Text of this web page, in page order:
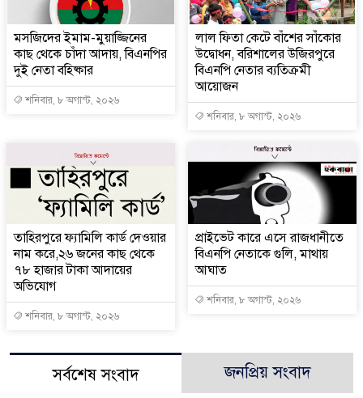
মসজিদের ইমাম-মুয়াজ্জিনের
কাছ থেকে চাঁদা আদায়, বিএনপির
দুই নেতা বহিষ্কার
শনিবার, ৮ অগাস্ট, ২০২৬
‎লাল ফিতা কেটে বাঁশের সাঁকোর
উদ্বোধন, বরিশালের উজিরপুরে
বিএনপি নেতার ব্যতিক্রমী
আয়োজন
শনিবার, ৮ অগাস্ট, ২০২৬
তাহিরপুরে ফ্যামিলি কার্ড দেওয়ার
নাম করে,২৬ জনের কাছ থেকে
৭৮ হাজার টাকা আদায়ের
অভিযোগ
শনিবার, ৮ অগাস্ট, ২০২৬
প্রাইভেট কারে এসে রাজধানীতে
বিএনপি নেতাকে গুলি, মাথায়
আঘাত
শনিবার, ৮ অগাস্ট, ২০২৬
সর্বশেষ সংবাদ জনপ্রিয় সংবাদ